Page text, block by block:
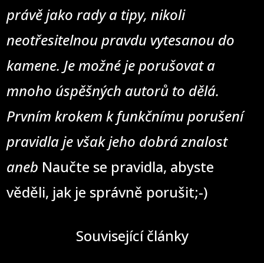
právě jako rady a tipy, nikoli
neotřesitelnou pravdu vytesanou do
kamene. Je možné je porušovat a
mnoho úspěšných autorů to dělá.
Prvním krokem k funkčnímu porušení
pravidla je však jeho dobrá znalost
aneb Naučte se pravidla, abyste
věděli, jak je správně porušit;-)
Související články